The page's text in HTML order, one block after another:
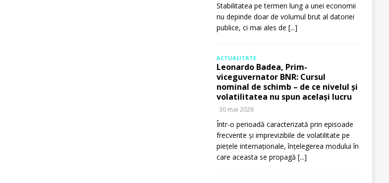
Stabilitatea pe termen lung a unei economii
nu depinde doar de volumul brut al datoriei
publice, ci mai ales de [...]
ACTUALITATE
Leonardo Badea, Prim-
viceguvernator BNR: Cursul
nominal de schimb – de ce nivelul și
volatilitatea nu spun același lucru
30 mai 2026
Într-o perioadă caracterizată prin episoade
frecvente și imprevizibile de volatilitate pe
piețele internaționale, înțelegerea modului în
care aceasta se propagă [...]